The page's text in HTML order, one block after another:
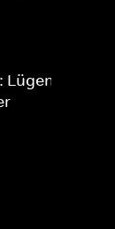
Lügen, Betrug